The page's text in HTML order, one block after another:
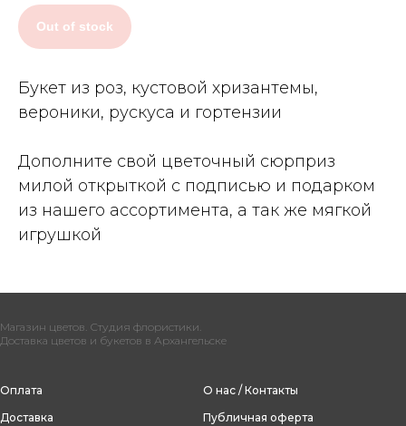
Out of stock
Букет из роз, кустовой хризантемы,
вероники, рускуса и гортензии
Дополните свой цветочный сюрприз
милой открыткой с подписью и подарком
из нашего ассортимента, а так же мягкой
игрушкой
Магазин цветов. Студия флористики.
Доставка цветов и букетов в Архангельске
Оплата
Доставка
О нас / Контакты
Публичная оферта